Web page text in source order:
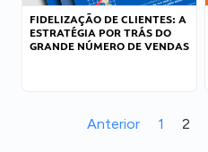
FIDELIZAÇÃO DE CLIENTES: A
ESTRATÉGIA POR TRÁS DO
GRANDE NÚMERO DE VENDAS
Anterior 1 2